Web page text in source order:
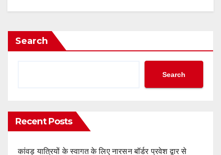
Search
Search
Recent Posts
कांवड़ यात्रियों के स्वागत के लिए नारसन बॉर्डर प्रवेश द्वार से